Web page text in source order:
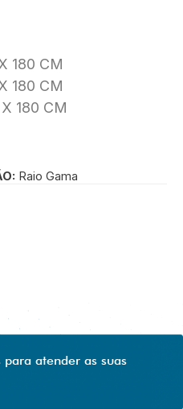
180 CM
180 CM
180 CM
Raio Gama
para atender as suas